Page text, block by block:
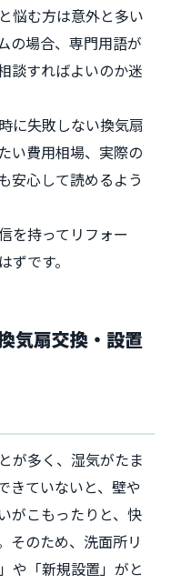
悩む方は意外と多い
の場合、専門用語が
談すればよいのか迷
に失敗しない換気扇
い費用相場、実際の
安心して読めるよう
を持ってリフォー
です。
気扇交換・設置
が多く、湿気がたま
きていないと、壁や
がこもったりと、快
そのため、洗面所リ
や「新規設置」がと